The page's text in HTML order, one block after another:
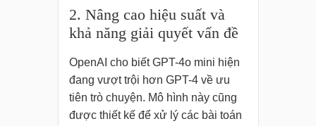
2. Nâng cao hiệu suất và
khả năng giải quyết vấn đề
OpenAI cho biết GPT-4o mini hiện
đang vượt trội hơn GPT-4 về ưu
tiên trò chuyện. Mô hình này cũng
được thiết kế để xử lý các bài toán